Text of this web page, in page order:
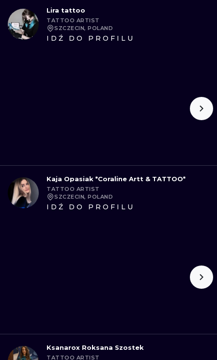
Lira tattoo
TATTOO ARTIST
SZCZECIN, POLAND
IDŹ DO PROFILU
Kaja Opasiak *Coraline Artt & TATTOO*
TATTOO ARTIST
SZCZECIN, POLAND
IDŹ DO PROFILU
Ksanarox Roksana Szostek
TATTOO ARTIST